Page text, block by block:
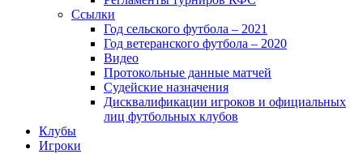
Ссылки
Год сельского футбола – 2021
Год ветеранского футбола – 2020
Видео
Протокольные данные матчей
Судейские назначения
Дисквалификации игроков и официальных
лиц футбольных клубов
Клубы
Игроки